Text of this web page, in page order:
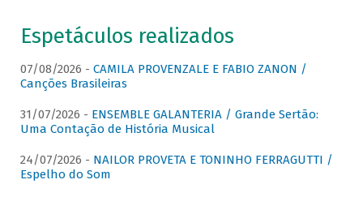
Espetáculos realizados
07/08/2026 - CAMILA PROVENZALE E FABIO ZANON /
Canções Brasileiras
31/07/2026 - ENSEMBLE GALANTERIA / Grande Sertão:
Uma Contação de História Musical
24/07/2026 - NAILOR PROVETA E TONINHO FERRAGUTTI /
Espelho do Som